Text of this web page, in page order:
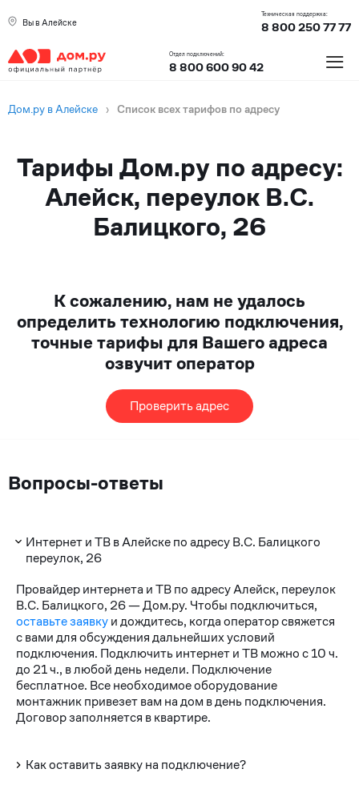
Вы в Алейске
Техническая поддержка:
8 800 250 77 77
Отдел подключений:
8 800 600 90 42 ≡
Дом.ру в Алейске › Список всех тарифов по адресу
Тарифы Дом.ру по адресу:
Алейск, переулок В.С.
Балицкого, 26
К сожалению, нам не удалось
определить технологию подключения,
точные тарифы для Вашего адреса
озвучит оператор
Проверить адрес
Вопросы-ответы
Интернет и ТВ в Алейске по адресу В.С. Балицкого
переулок, 26
Провайдер интернета и ТВ по адресу Алейск, переулок
В.С. Балицкого, 26 — Дом.ру. Чтобы подключиться,
оставьте заявкуи дождитесь, когда оператор свяжется
с вами для обсуждения дальнейших условий
подключения. Подключить интернет и ТВ можно с 10 ч.
до 21 ч., в любой день недели. Подключение
бесплатное. Все необходимое оборудование
монтажник привезет вам на дом в день подключения.
Договор заполняется в квартире.
Как оставить заявку на подключение?